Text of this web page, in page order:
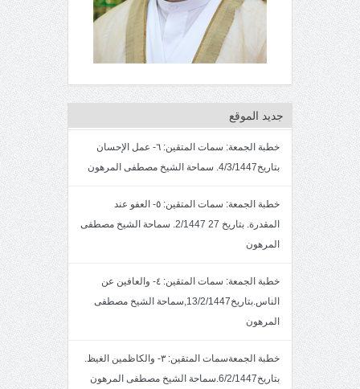
جديد الموقع
خطبة الجمعة: سمات المتقين: ٦- عمل الإحسان
بتاريخ4/3/1447. سماحة الشيخ مصطفى المرهون
خطبة الجمعة: سمات المتقين: ٥- العفو عند
المقدرة. بتاريخ 27 2/1447. سماحة الشيخ مصطفى
المرهون
خطبة الجمعة: سمات المتقين: ٤- والعافين عن
الناس.بتاريخ13/2/1447,سماحة الشيخ مصطفى
المرهون
خطبة الجمعةسمات المتقين: ٣- والكاظمين الغيظ.
بتاريخ6/2/1447.سماحة الشيخ مصطفى المرهون